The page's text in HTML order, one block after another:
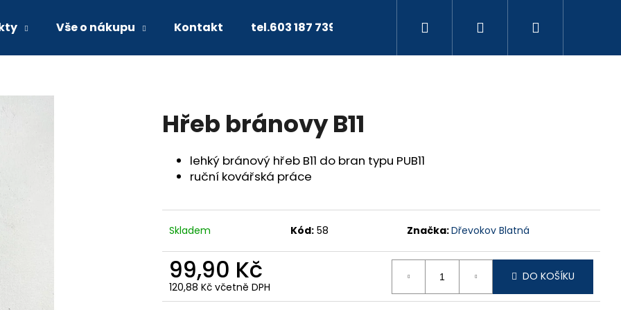
Vše o nákupu Kontakt tel.603 187 739 Přihlášení
Hřeb bránovy B11
lehký bránový hřeb B11 do bran typu PUB11
ruční kovářská práce
Skladem Kód: 58 Značka:Dřevokov Blatná
99,90 Kč
120,88 Kč včetně DPH
Měrná
DO KOŠÍKU
HLEDAT
Následující